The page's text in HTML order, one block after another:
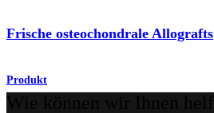
Frische osteochondrale Allografts
Produkt